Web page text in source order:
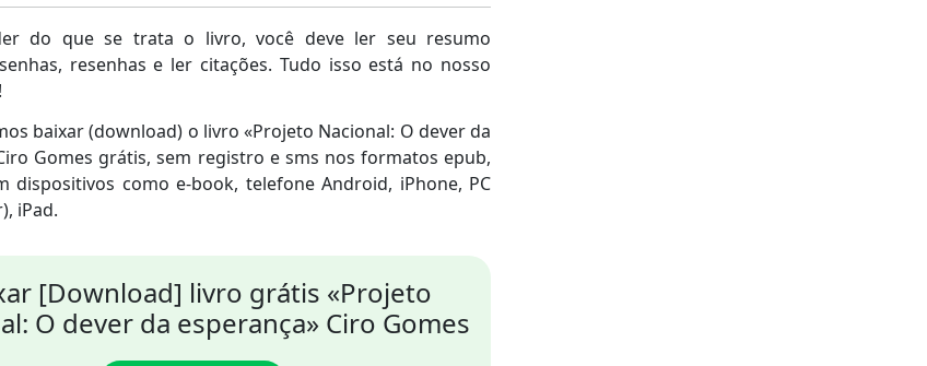
do que se trata o livro, você deve ler seu resumo
resenhas e ler citações. Tudo isso está no nosso
baixar (download) o livro «Projeto Nacional: O dever da
Gomes grátis, sem registro e sms nos formatos epub,
dispositivos como e-book, telefone Android, iPhone, PC
iPad.
[Download] livro grátis «Projeto
O dever da esperança» Ciro Gomes